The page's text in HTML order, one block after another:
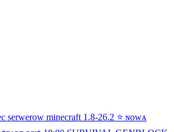
serwerow minecraft 1.8-26.2 ⭐ ɴᴏᴡᴀ